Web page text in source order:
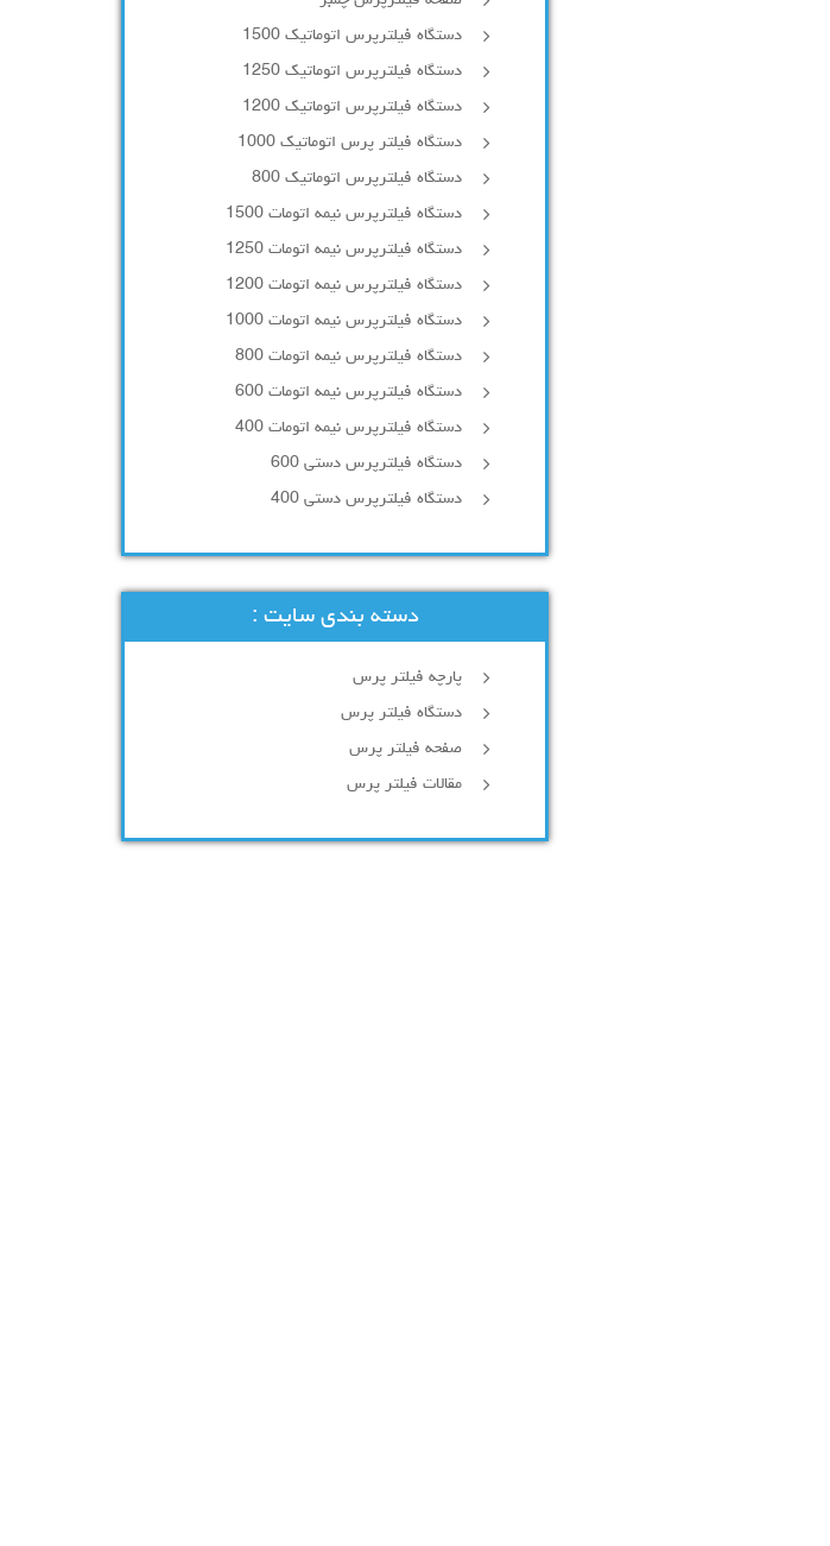
دستگاه فیلترپرس اتوماتیک 1500
دستگاه فیلترپرس اتوماتیک 1250
دستگاه فیلترپرس اتوماتیک 1200
دستگاه فیلتر پرس اتوماتیک 1000
دستگاه فیلترپرس اتوماتیک 800
دستگاه فیلترپرس نیمه اتومات 1500
دستگاه فیلترپرس نیمه اتومات 1250
دستگاه فیلترپرس نیمه اتومات 1200
دستگاه فیلترپرس نیمه اتومات 1000
دستگاه فیلترپرس نیمه اتومات 800
دستگاه فیلترپرس نیمه اتومات 600
دستگاه فیلترپرس نیمه اتومات 400
دستگاه فیلترپرس دستی 600
دستگاه فیلترپرس دستی 400
دسته بندی سایت :
پارچه فیلتر پرس
دستگاه فیلتر پرس
صفحه فیلتر پرس
مقالات فیلتر پرس